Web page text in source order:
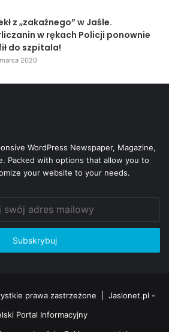
z „zakaźnego” w Jaśle.
w rękach Policji ponownie
do szpitala!
2020
WordPress Newspaper, Magazine,
Packed with options that allow you to
your website to your needs.
prawa zastrzeżone | Jaslonet.pl -
Portal Informacyjny